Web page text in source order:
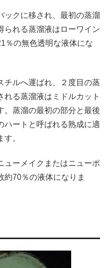
ックに移され、最初の蒸溜
られる蒸溜液はローワイン
％の無色透明な液体にな
チルへ運ばれ、２度目の蒸
る蒸溜液はミドルカット
。蒸溜の最初の部分と最後
ハートと呼ばれる熟成に適
。
ューメイクまたはニューポ
約70％の液体になりま